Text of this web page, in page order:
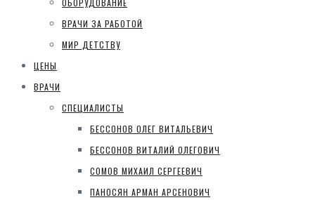
ОБОРУДОВАНИЕ
ВРАЧИ ЗА РАБОТОЙ
МИР ДЕТСТВУ
ЦЕНЫ
ВРАЧИ
СПЕЦИАЛИСТЫ
БЕССОНОВ ОЛЕГ ВИТАЛЬЕВИЧ
БЕССОНОВ ВИТАЛИЙ ОЛЕГОВИЧ
СОМОВ МИХАИЛ СЕРГЕЕВИЧ
ПАНОСЯН АРМАН АРСЕНОВИЧ